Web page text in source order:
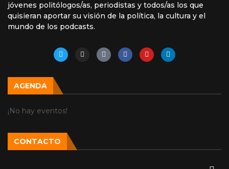
jóvenes politólogos/as, periodistas y todos/as los que
quisieran aportar su visión de la política, la cultura y el
mundo de los podcasts.
AGENDA
¡No hay eventos!
CONTACTO